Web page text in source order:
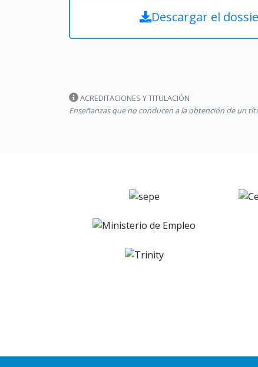
Descargar el
ACREDITACIONES Y TITULACIÓN
Enseñanzas que no conducen a la obtención de un